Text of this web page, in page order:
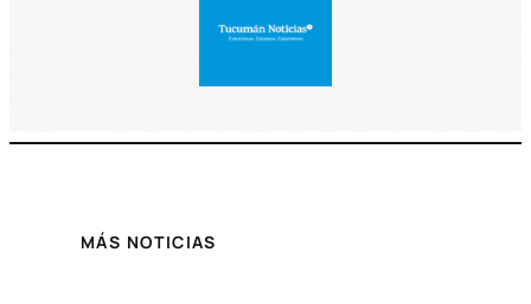
MÁS NOTICIAS